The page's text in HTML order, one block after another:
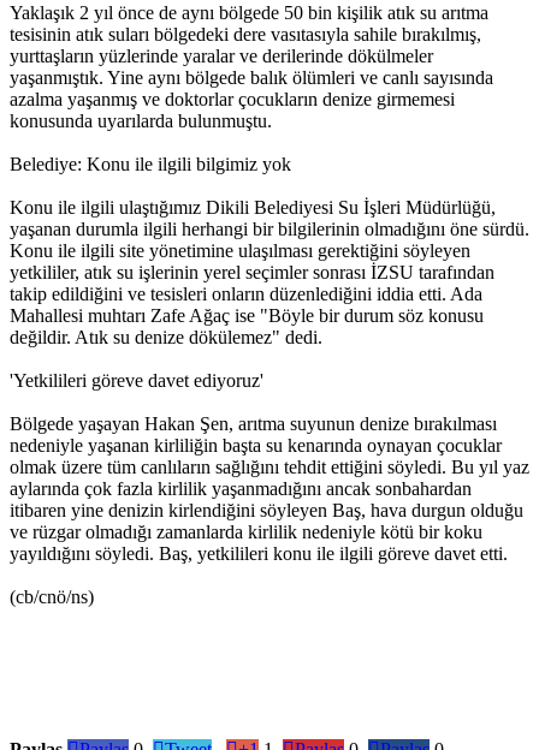
Yaklaşık 2 yıl önce de aynı bölgede 50 bin kişilik atık su arıtma
tesisinin atık suları bölgedeki dere vasıtasıyla sahile bırakılmış,
yurttaşların yüzlerinde yaralar ve derilerinde dökülmeler
yaşanmıştık. Yine aynı bölgede balık ölümleri ve canlı sayısında
azalma yaşanmış ve doktorlar çocukların denize girmemesi
konusunda uyarılarda bulunmuştu.
Belediye: Konu ile ilgili bilgimiz yok
Konu ile ilgili ulaştığımız Dikili Belediyesi Su İşleri Müdürlüğü,
yaşanan durumla ilgili herhangi bir bilgilerinin olmadığını öne sürdü.
Konu ile ilgili site yönetimine ulaşılması gerektiğini söyleyen
yetkililer, atık su işlerinin yerel seçimler sonrası İZSU tarafından
takip edildiğini ve tesisleri onların düzenlediğini iddia etti. Ada
Mahallesi muhtarı Zafe Ağaç ise "Böyle bir durum söz konusu
değildir. Atık su denize dökülemez" dedi.
'Yetkilileri göreve davet ediyoruz'
Bölgede yaşayan Hakan Şen, arıtma suyunun denize bırakılması
nedeniyle yaşanan kirliliğin başta su kenarında oynayan çocuklar
olmak üzere tüm canlıların sağlığını tehdit ettiğini söyledi. Bu yıl yaz
aylarında çok fazla kirlilik yaşanmadığını ancak sonbahardan
itibaren yine denizin kirlendiğini söyleyen Baş, hava durgun olduğu
ve rüzgar olmadığı zamanlarda kirlilik nedeniyle kötü bir koku
yayıldığını söyledi. Baş, yetkilileri konu ile ilgili göreve davet etti.
(cb/cnö/ns)